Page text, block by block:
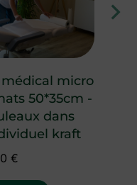
micro
50*35cm -
dans
kraft
€